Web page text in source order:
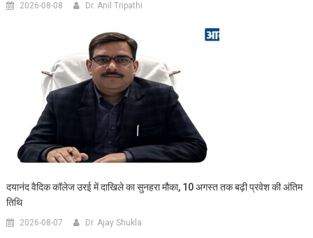
2026-08-08 Dr. Anil Tripathi
दयानंद वैदिक कॉलेज उरई में दाखिले का सुनहरा मौका, 10 अगस्त तक बढ़ी प्रवेश की अंतिम
तिथि
2026-08-07 Dr. Ajay Shukla